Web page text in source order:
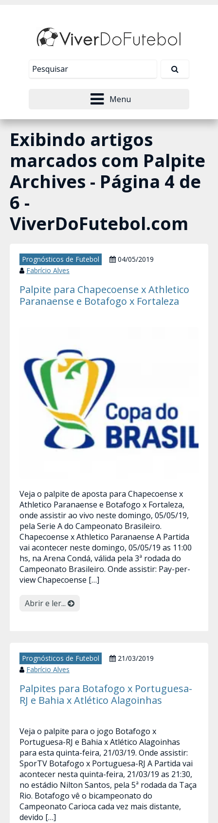
Menu
Exibindo artigos
marcados com Palpite
Archives - Página 4 de
6 -
ViverDoFutebol.com
Prognósticos de Futebol
04/05/2019
Fabrício Alves
Palpite para Chapecoense x Athletico
Paranaense e Botafogo x Fortaleza
Veja o palpite de aposta para Chapecoense x
Athletico Paranaense e Botafogo x Fortaleza,
onde assistir ao vivo neste domingo, 05/05/19,
pela Serie A do Campeonato Brasileiro.
Chapecoense x Athletico Paranaense A Partida
vai acontecer neste domingo, 05/05/19 as 11:00
hs, na Arena Condá, válida pela 3ª rodada do
Campeonato Brasileiro. Onde assistir: Pay-per-
view Chapecoense […]
Abrir e ler...
Prognósticos de Futebol
21/03/2019
Fabrício Alves
Palpites para Botafogo x Portuguesa-
RJ e Bahia x Atlético Alagoinhas
Veja o palpite para o jogo Botafogo x
Portuguesa-RJ e Bahia x Atlético Alagoinhas
para esta quinta-feira, 21/03/19. Onde assistir:
SporTV Botafogo x Portuguesa-RJ A Partida vai
acontecer nesta quinta-feira, 21/03/19 as 21:30,
no estádio Nilton Santos, pela 5ª rodada da Taça
Rio. Botafogo vê o bicampeonato do
Campeonato Carioca cada vez mais distante,
devido […]